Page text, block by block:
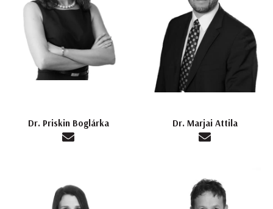
Dr. Priskin Boglárka Dr. Marjai Attila